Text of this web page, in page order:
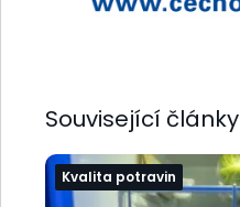
Související články
Kvalita potravin